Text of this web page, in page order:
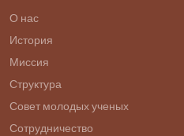
О нас
История
Миссия
Структура
Совет молодых ученых
Сотрудничество